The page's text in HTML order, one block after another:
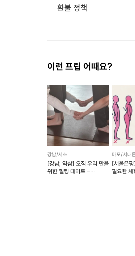
필라테스 하면 가
있다. 리포머를
이 기구는
환불 정책
이런 프립 어때요?
강남/서초
[강남, 역삼] 오직 우리 만을
위한 힐링 데이트 -
마포/서대
[서울은
필요한 체